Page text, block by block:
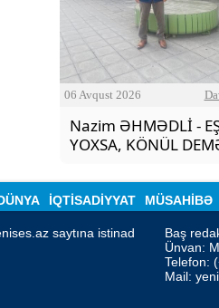
06 Avqust 2026
Nazim ƏHMƏDLİ -
YOXSA, KÖNÜL
İQTISADIYYAT MÜSAHİBƏ
saytına istinad
Baş
Ünvan:
Telefon:
Mail: